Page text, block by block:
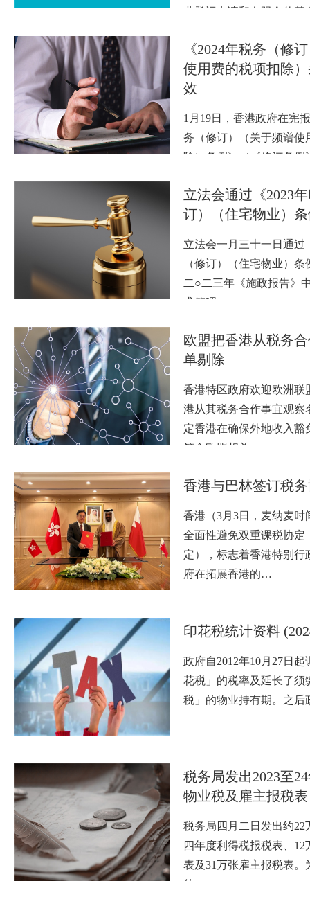
业登记申请和有限合伙
《2024年税务（修
使用费的税项扣除
效
1月19日，香港政府在宪
务（修订）（关于频谱使
除）条例》（《修订条例
立法会通过《2023
订）（住宅物业）
立法会一月三十一日通过
（修订）（住宅物业）
二○二三年《施政报告》
求管理…
欧盟把香港从税务
单剔除
香港特区政府欢迎欧洲联
港从其税务合作事宜观察
定香港在确保外地收入豁
符合欧盟相关…
香港与巴林签订税
香港（3月3日，麦纳麦时
全面性避免双重课税协定
定），标志着香港特别行
府在拓展香港的…
印花税统计资料
政府自2012年10月27日
花税」的税率及延长了须
税」的物业持有期。之
税务局发出2023至
物业税及雇主报税表
税务局四月二日发出约22
四年度利得税报税表、
表及31万张雇主报税表。
的…